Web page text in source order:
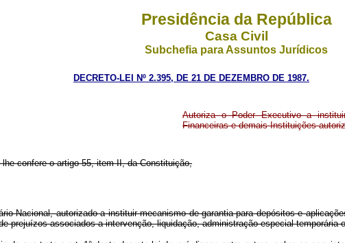
Presidência da República
Casa Civil
Subchefia para Assuntos Jurídicos
DECRETO-LEI Nº 2.395, DE 21 DE DEZEMBRO DE 1987.
Autoriza o Poder Executivo a
Financeiras e demais Instituições
confere o artigo 55, item II, da Constituição,
autorizado a instituir mecanismo de garantia para depósitos e
prejuízos associados a intervenção, liquidação, administração especial temporária